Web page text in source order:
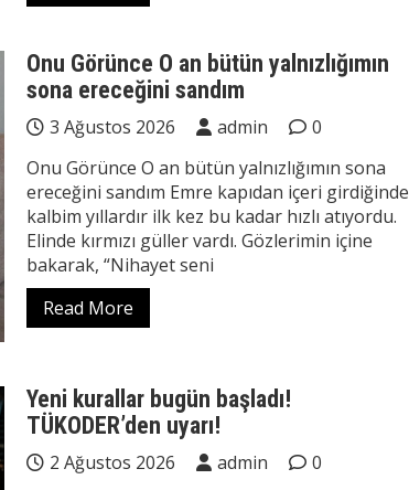
Onu Görünce O an bütün yalnızlığımın
sona ereceğini sandım
3 Ağustos 2026 admin
0
Onu Görünce O an bütün yalnızlığımın sona
ereceğini sandım Emre kapıdan içeri girdiğinde
kalbim yıllardır ilk kez bu kadar hızlı atıyordu.
Elinde kırmızı güller vardı. Gözlerimin içine
bakarak, “Nihayet seni
Read More
Yeni kurallar bugün başladı!
TÜKODER’den uyarı!
2 Ağustos 2026 admin
0